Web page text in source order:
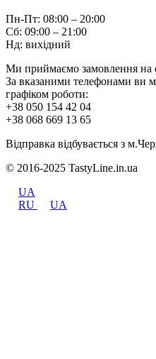
Пн-Пт: 08:00 – 20:00
Сб: 09:00 – 21:00
Нд: вихідний
Ми приймаємо замовлення на
За вказаними телефонами ви
графіком роботи:
+38 050 154 42 04
+38 068 669 13 65
Відправка відбувається з
© 2016-2025 TastyLine.in.ua
UA
RU
UA